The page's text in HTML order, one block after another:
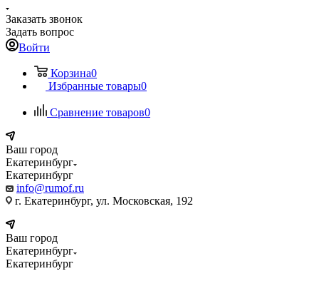
Заказать звонок
Задать вопрос
Войти
Корзина0
Избранные товары0
Сравнение товаров0
Ваш город
Екатеринбург
Екатеринбург
info@rumof.ru
г. Екатеринбург, ул. Московская, 192
Ваш город
Екатеринбург
Екатеринбург